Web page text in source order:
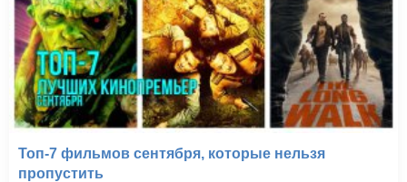
Топ-7 фильмов сентября, которые нельзя
пропустить